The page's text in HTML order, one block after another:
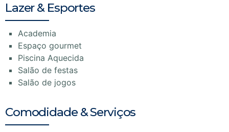
Lazer & Esportes
Academia
Espaço gourmet
Piscina Aquecida
Salão de festas
Salão de jogos
Comodidade & Serviços